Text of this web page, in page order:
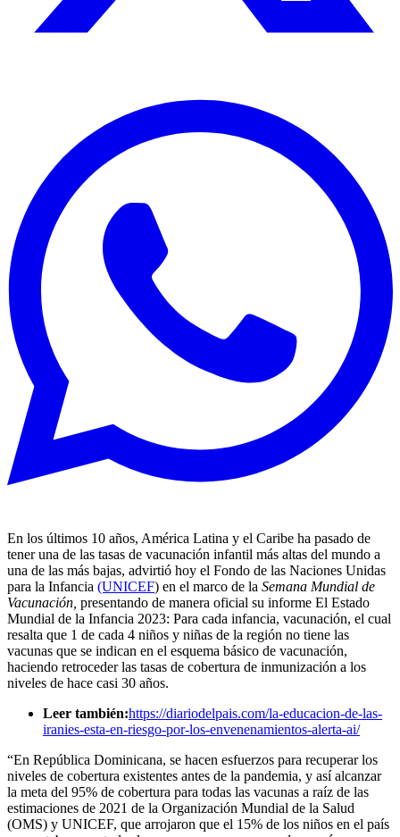
En los últimos 10 años, América Latina y el Caribe ha pasado de
tener una de las tasas de vacunación infantil más altas del mundo a
una de las más bajas, advirtió hoy el Fondo de las Naciones Unidas
para la Infancia (UNICEF) en el marco de la Semana Mundial de
Vacunación, presentando de manera oficial su informe El Estado
Mundial de la Infancia 2023: Para cada infancia, vacunación, el cual
resalta que 1 de cada 4 niños y niñas de la región no tiene las
vacunas que se indican en el esquema básico de vacunación,
haciendo retroceder las tasas de cobertura de inmunización a los
niveles de hace casi 30 años.
Leer también:https://diariodelpais.com/la-educacion-de-las-
iranies-esta-en-riesgo-por-los-envenenamientos-alerta-ai/
“En República Dominicana, se hacen esfuerzos para recuperar los
niveles de cobertura existentes antes de la pandemia, y así alcanzar
la meta del 95% de cobertura para todas las vacunas a raíz de las
estimaciones de 2021 de la Organización Mundial de la Salud
(OMS) y UNICEF, que arrojaron que el 15% de los niños en el país